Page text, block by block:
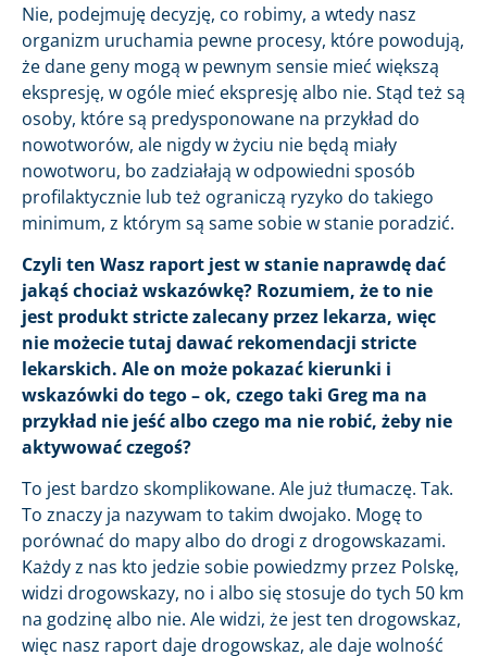
Nie, podejmuję decyzję, co robimy, a wtedy nasz
organizm uruchamia pewne procesy, które powodują,
że dane geny mogą w pewnym sensie mieć większą
ekspresję, w ogóle mieć ekspresję albo nie. Stąd też są
osoby, które są predysponowane na przykład do
nowotworów, ale nigdy w życiu nie będą miały
nowotworu, bo zadziałają w odpowiedni sposób
profilaktycznie lub też ograniczą ryzyko do takiego
minimum, z którym są same sobie w stanie poradzić.
Czyli ten Wasz raport jest w stanie naprawdę dać
jakąś chociaż wskazówkę? Rozumiem, że to nie
jest produkt stricte zalecany przez lekarza, więc
nie możecie tutaj dawać rekomendacji stricte
lekarskich. Ale on może pokazać kierunki i
wskazówki do tego – ok, czego taki Greg ma na
przykład nie jeść albo czego ma nie robić, żeby nie
aktywować czegoś?
To jest bardzo skomplikowane. Ale już tłumaczę. Tak.
To znaczy ja nazywam to takim dwojako. Mogę to
porównać do mapy albo do drogi z drogowskazami.
Każdy z nas kto jedzie sobie powiedzmy przez Polskę,
widzi drogowskazy, no i albo się stosuje do tych 50 km
na godzinę albo nie. Ale widzi, że jest ten drogowskaz,
więc nasz raport daje drogowskaz, ale daje wolność